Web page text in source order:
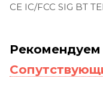
CE IC/FCC SIG BT
Рекомендуем